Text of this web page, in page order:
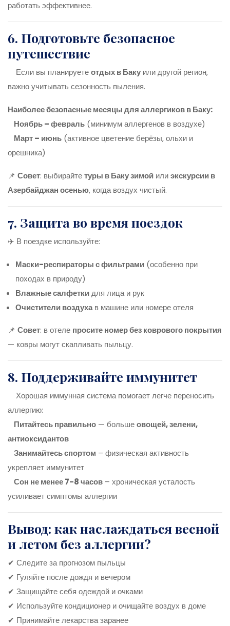
работать эффективнее.
6. Подготовьте безопасное
путешествие
Если вы планируетеотдых в Баку или другой регион,
важно учитывать сезонность пыления.
Наиболее безопасные месяцы для аллергиков в Баку:
Ноябрь – февраль (минимум аллергенов в воздухе)
Март – июнь (активное цветение берёзы, ольхи и
орешника)
📌 Совет: выбирайтетуры в Баку зимой илиэкскурсии в
Азербайджан осенью, когда воздух чистый.
7. Защита во время поездок
✈️ В поездке используйте:
Маски-респираторы с фильтрами (особенно при
походах в природу)
Влажные салфеткидля лица и рук
Очистители воздухав машине или номере отеля
📌 Совет: в отеле просите номер без коврового покрытия
— ковры могут скапливать пыльцу.
8. Поддерживайте иммунитет
Хорошая иммунная система помогает легче переносить
аллергию:
Питайтесь правильно — большеовощей, зелени,
антиоксидантов
Занимайтесь спортом – физическая активность
укрепляет иммунитет
Сон не менее 7-8 часов – хроническая усталость
усиливает симптомы аллергии
Вывод: как наслаждаться весной
и летом без аллергии?
✔ Следите за прогнозом пыльцы
✔ Гуляйте после дождя и вечером
✔ Защищайте себя одеждой и очками
✔ Используйте кондиционер и очищайте воздух в доме
✔ Принимайте лекарства заранее